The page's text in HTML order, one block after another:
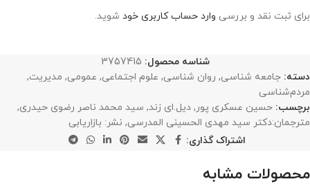
برای ثبت نقد و بررسی وارد حساب کاربری خود شوید.
شناسه محصول: 3757415
دسته: جامعه شناسی, روان شناسی, علوم اجتماعی, عمومی, مدیریت,
مردم‌شناسی
برچسب: حسین عسکری پور, دیل.ای زند, سید محمد ناصر رضوی حیدری,
مترجمان:دکتر سید مهدی الحسینی المدرسی, نشر: بازاریابی
اشتراک گذاری:
محصولات مشابه